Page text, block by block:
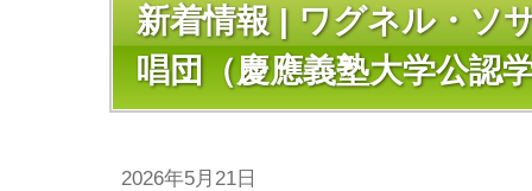
新着情報 | ワグネル・ソ
唱団（慶應義塾大学公認
2026年5月21日